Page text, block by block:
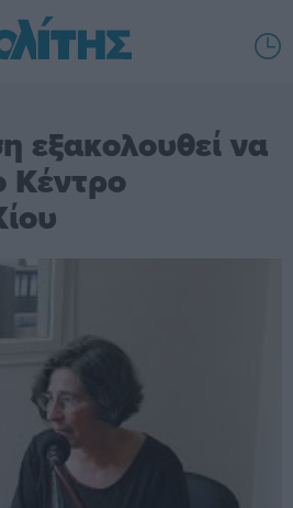
εξακολουθεί να
Κέντρο